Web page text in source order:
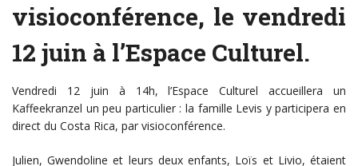
visioconférence, le vendredi
12 juin à l’Espace Culturel.
Vendredi 12 juin à 14h, l’Espace Culturel accueillera un
Kaffeekranzel un peu particulier : la famille Levis y participera en
direct du Costa Rica, par visioconférence.
Julien, Gwendoline et leurs deux enfants, Loïs et Livio, étaient